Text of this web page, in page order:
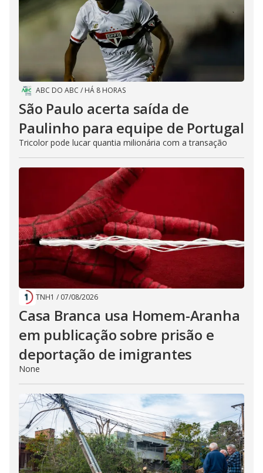
ABC DO ABC / HÁ 8 HORAS
São Paulo acerta saída de
Paulinho para equipe de Portugal
Tricolor pode lucar quantia milionária com a transação
TNH1 / 07/08/2026
Casa Branca usa Homem-Aranha
em publicação sobre prisão e
deportação de imigrantes
None